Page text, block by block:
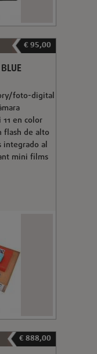
€ 95,00
foto-digital
11 en color
flash de alto
integrado al
mini films
€ 888,00